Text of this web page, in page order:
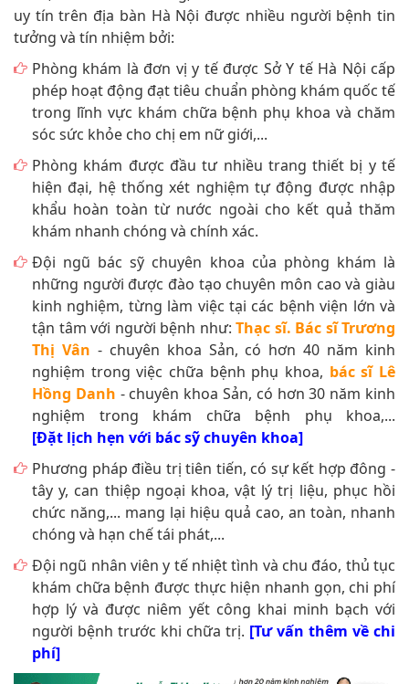
uy tín trên địa bàn Hà Nội được nhiều người bệnh tin
tưởng và tín nhiệm bởi:
Phòng khám là đơn vị y tế được Sở Y tế Hà Nội cấp
phép hoạt động đạt tiêu chuẩn phòng khám quốc tế
trong lĩnh vực khám chữa bệnh phụ khoa và chăm
sóc sức khỏe cho chị em nữ giới,...
Phòng khám được đầu tư nhiều trang thiết bị y tế
hiện đại, hệ thống xét nghiệm tự động được nhập
khẩu hoàn toàn từ nước ngoài cho kết quả thăm
khám nhanh chóng và chính xác.
Đội ngũ bác sỹ chuyên khoa của phòng khám là
những người được đào tạo chuyên môn cao và giàu
kinh nghiệm, từng làm việc tại các bệnh viện lớn và
tận tâm với người bệnh như: Thạc sĩ. Bác sĩ Trương
Thị Vân - chuyên khoa Sản, có hơn 40 năm kinh
nghiệm trong việc chữa bệnh phụ khoa, bác sĩ Lê
Hồng Danh - chuyên khoa Sản, có hơn 30 năm kinh
nghiệm trong khám chữa bệnh phụ khoa,...
[Đặt lịch hẹn với bác sỹ chuyên khoa]
Phương pháp điều trị tiên tiến, có sự kết hợp đông -
tây y, can thiệp ngoại khoa, vật lý trị liệu, phục hồi
chức năng,... mang lại hiệu quả cao, an toàn, nhanh
chóng và hạn chế tái phát,...
Đội ngũ nhân viên y tế nhiệt tình và chu đáo, thủ tục
khám chữa bệnh được thực hiện nhanh gọn, chi phí
hợp lý và được niêm yết công khai minh bạch với
người bệnh trước khi chữa trị. [Tư vấn thêm về chi
phí]